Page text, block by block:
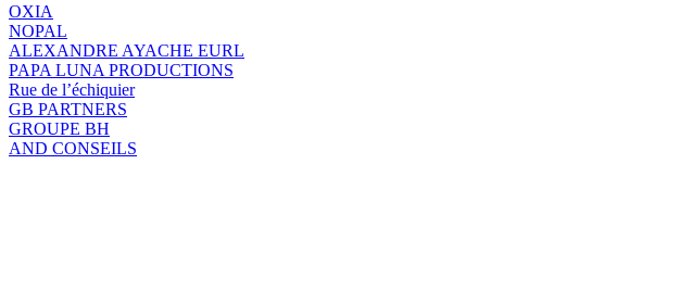
OXIA
NOPAL
ALEXANDRE AYACHE EURL
PAPA LUNA PRODUCTIONS
Rue de l’échiquier
GB PARTNERS
GROUPE BH
AND CONSEILS